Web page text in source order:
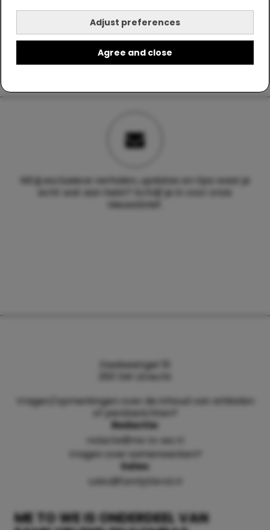
Adjust preferences
Agree and close
Wil jij exclusieve verhalen, updates en tips waar je
echt wat aan hebt? Schrijf je in voor onze
nieuwsbrief.
ME TO WE IS ONDERDEEL VAN
Daalsesingel 51
3511 SW Utrecht
Vragen/opmerkingen over de inhoud van artikelen
of persberichten?
Redactie:
redactie@me-to-we.nl
Vragen over samenwerken?
Sales:
sales@familyblend.nl